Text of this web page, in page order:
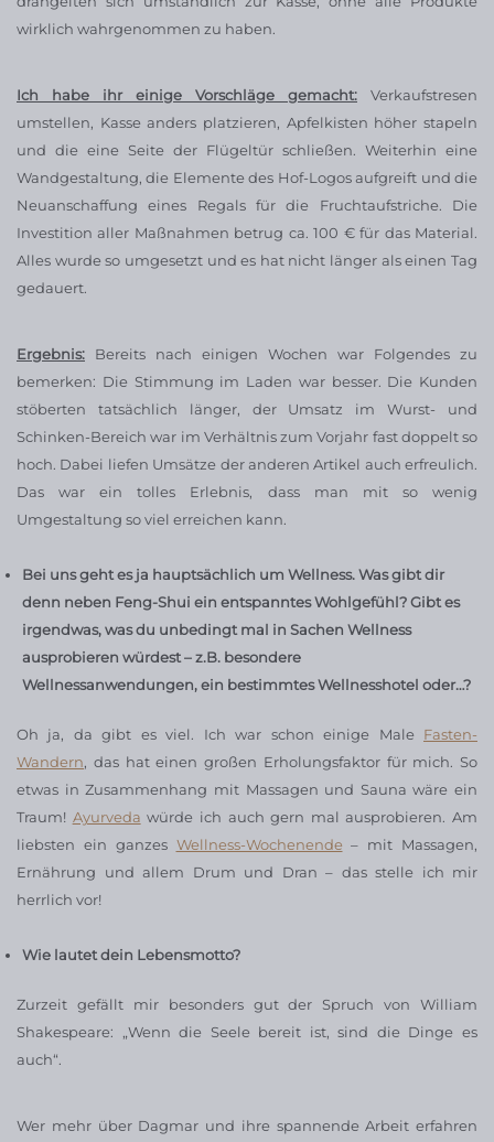
wirklich wahrgenommen zu haben.
Ich habe ihr einige Vorschläge gemacht: Verkaufstresen
umstellen, Kasse anders platzieren, Apfelkisten höher stapeln
und die eine Seite der Flügeltür schließen. Weiterhin eine
Wandgestaltung, die Elemente des Hof-Logos aufgreift und die
Neuanschaffung eines Regals für die Fruchtaufstriche. Die
Investition aller Maßnahmen betrug ca. 100 € für das Material.
Alles wurde so umgesetzt und es hat nicht länger als einen Tag
gedauert.
Ergebnis: Bereits nach einigen Wochen war Folgendes zu
bemerken: Die Stimmung im Laden war besser. Die Kunden
stöberten tatsächlich länger, der Umsatz im Wurst- und
Schinken-Bereich war im Verhältnis zum Vorjahr fast doppelt so
hoch. Dabei liefen Umsätze der anderen Artikel auch erfreulich.
Das war ein tolles Erlebnis, dass man mit so wenig
Umgestaltung so viel erreichen kann.
Bei uns geht es ja hauptsächlich um Wellness. Was gibt dir
denn neben Feng-Shui ein entspanntes Wohlgefühl? Gibt es
irgendwas, was du unbedingt mal in Sachen Wellness
ausprobieren würdest – z.B. besondere
Wellnessanwendungen, ein bestimmtes Wellnesshotel oder…?
Oh ja, da gibt es viel. Ich war schon einige Male Fasten-
Wandern, das hat einen großen Erholungsfaktor für mich. So
etwas in Zusammenhang mit Massagen und Sauna wäre ein
Traum! Ayurveda würde ich auch gern mal ausprobieren. Am
liebsten ein ganzes Wellness-Wochenende – mit Massagen,
Ernährung und allem Drum und Dran – das stelle ich mir
herrlich vor!
Wie lautet dein Lebensmotto?
Zurzeit gefällt mir besonders gut der Spruch von William
Shakespeare: „Wenn die Seele bereit ist, sind die Dinge es
auch“.
Wer mehr über Dagmar und ihre spannende Arbeit erfahren